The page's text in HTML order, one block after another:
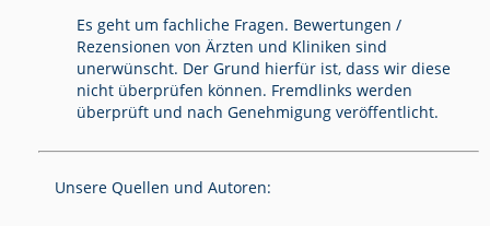
Es geht um fachliche Fragen. Bewertungen /
Rezensionen von Ärzten und Kliniken sind
unerwünscht. Der Grund hierfür ist, dass wir diese
nicht überprüfen können. Fremdlinks werden
überprüft und nach Genehmigung veröffentlicht.
Unsere Quellen und Autoren: